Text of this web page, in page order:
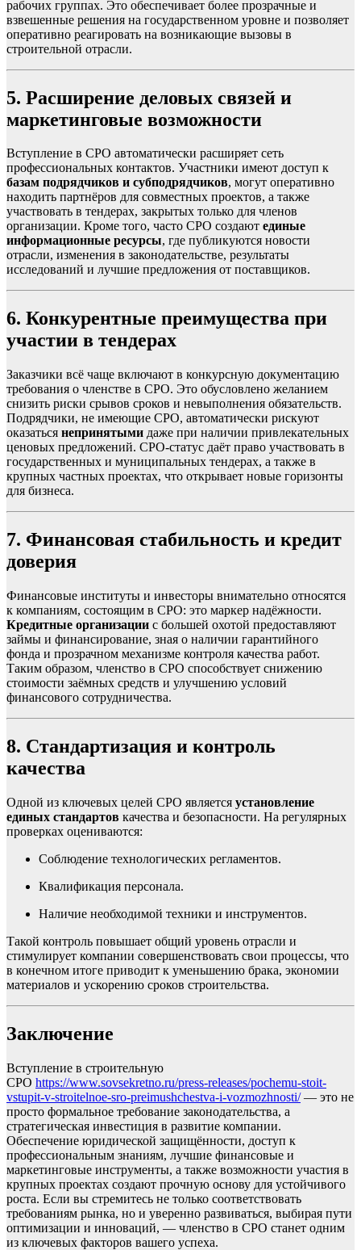
рабочих группах. Это обеспечивает более прозрачные и
взвешенные решения на государственном уровне и позволяет
оперативно реагировать на возникающие вызовы в
строительной отрасли.
5. Расширение деловых связей и
маркетинговые возможности
Вступление в СРО автоматически расширяет сеть
профессиональных контактов. Участники имеют доступ к
базам подрядчиков и субподрядчиков, могут оперативно
находить партнёров для совместных проектов, а также
участвовать в тендерах, закрытых только для членов
организации. Кроме того, часто СРО создают единые
информационные ресурсы, где публикуются новости
отрасли, изменения в законодательстве, результаты
исследований и лучшие предложения от поставщиков.
6. Конкурентные преимущества при
участии в тендерах
Заказчики всё чаще включают в конкурсную документацию
требования о членстве в СРО. Это обусловлено желанием
снизить риски срывов сроков и невыполнения обязательств.
Подрядчики, не имеющие СРО, автоматически рискуют
оказаться непринятыми даже при наличии привлекательных
ценовых предложений. СРО-статус даёт право участвовать в
государственных и муниципальных тендерах, а также в
крупных частных проектах, что открывает новые горизонты
для бизнеса.
7. Финансовая стабильность и кредит
доверия
Финансовые институты и инвесторы внимательно относятся
к компаниям, состоящим в СРО: это маркер надёжности.
Кредитные организации с большей охотой предоставляют
займы и финансирование, зная о наличии гарантийного
фонда и прозрачном механизме контроля качества работ.
Таким образом, членство в СРО способствует снижению
стоимости заёмных средств и улучшению условий
финансового сотрудничества.
8. Стандартизация и контроль
качества
Одной из ключевых целей СРО является установление
единых стандартов качества и безопасности. На регулярных
проверках оцениваются:
Соблюдение технологических регламентов.
Квалификация персонала.
Наличие необходимой техники и инструментов.
Такой контроль повышает общий уровень отрасли и
стимулирует компании совершенствовать свои процессы, что
в конечном итоге приводит к уменьшению брака, экономии
материалов и ускорению сроков строительства.
Заключение
Вступление в строительную
СРО https://www.sovsekretno.ru/press-releases/pochemu-stoit-
vstupit-v-stroitelnoe-sro-preimushchestva-i-vozmozhnosti/— это не
просто формальное требование законодательства, а
стратегическая инвестиция в развитие компании.
Обеспечение юридической защищённости, доступ к
профессиональным знаниям, лучшие финансовые и
маркетинговые инструменты, а также возможности участия в
крупных проектах создают прочную основу для устойчивого
роста. Если вы стремитесь не только соответствовать
требованиям рынка, но и уверенно развиваться, выбирая пути
оптимизации и инноваций, — членство в СРО станет одним
из ключевых факторов вашего успеха.